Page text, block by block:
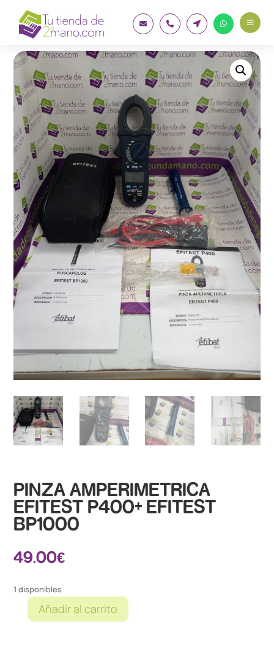
    a
PINZA AMPERIMETRICA
EFITEST P400+ EFITEST
BP1000
49.00€
1 disponibles
PINZA
Añadir al carrito